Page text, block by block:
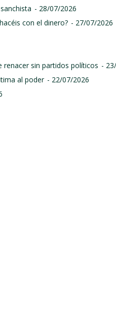
- 28/07/2026
con el dinero? - 27/07/2026
renacer sin partidos políticos -
al poder - 22/07/2026